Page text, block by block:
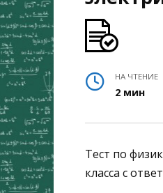
НА ЧТЕНИЕ
2 мин
Тест по
класса с